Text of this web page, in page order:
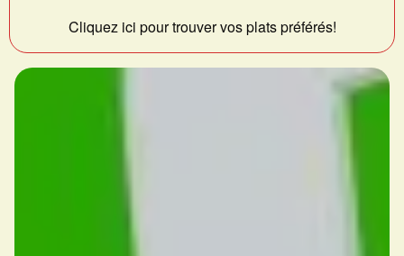
Cliquez ici pour trouver vos plats préférés!